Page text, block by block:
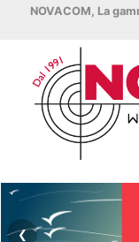
NOVACOM, La
❮